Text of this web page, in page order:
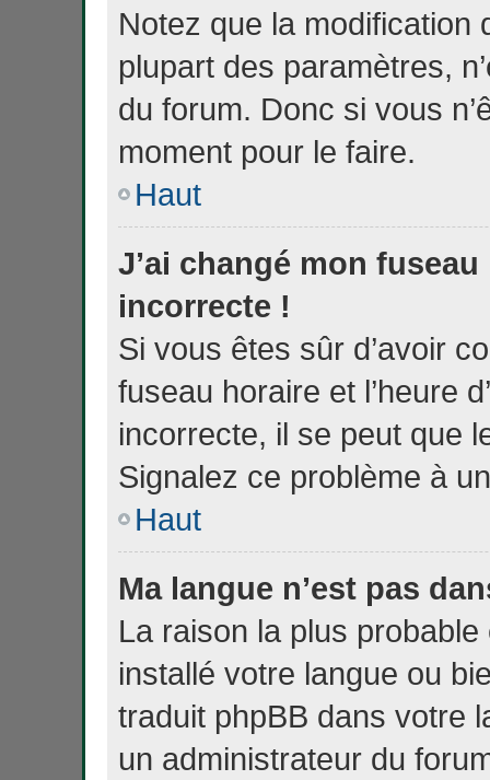
Notez que la modification
plupart des paramètres,
du forum. Donc si vous
moment pour le faire.
Haut
J’ai changé mon
incorrecte !
Si vous êtes sûr d’avoir
fuseau horaire et l’heure
incorrecte, il se peut que
Signalez ce problème à
Haut
Ma langue n’est pas
La raison la plus probable
installé votre langue ou
traduit phpBB dans votre
un administrateur du